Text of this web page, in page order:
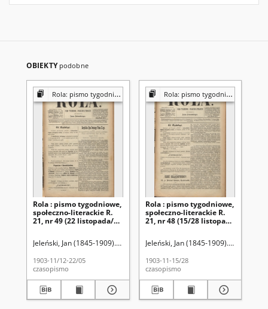
OBIEKTY podobne
Rola: pismo tygodniowe [poświęcone sprawom społecznym, ekonomicznym i literackim]
Rola : pismo tygodniowe,
społeczno-literackie R.
21, nr 49 (22 listopada/5
Jeleński, Jan (1845-1909). Red.
1903-11/12-22/05
czasopismo
Rola: pismo tygodniowe [poświęcone sprawom społecznym, ekonomicznym i literackim]
Rola : pismo tygodniowe,
społeczno-literackie R.
21, nr 48 (15/28 listopada
Jeleński, Jan (1845-1909). Red.
1903-11-15/28
czasopismo